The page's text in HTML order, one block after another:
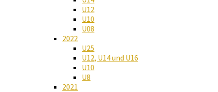
U12
U10
U08
2022
U25
U12, U14 und U16
U10
U8
2021